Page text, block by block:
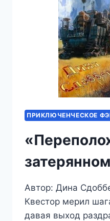
ПРИКЛЮЧЕНЧЕСКОЕ
Автор: Дина
Квестор мерил
давая выход